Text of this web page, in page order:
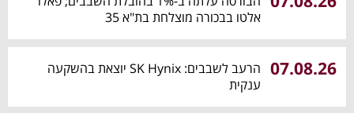
אלטו בבכורה מוצלחת בת"א 35
07.08.26
הרעב לשבבים: SK Hynix יוצאת בהשקעה
ענקית